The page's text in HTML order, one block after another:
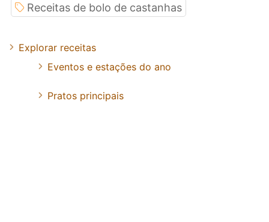
Receitas de bolo de castanhas
Explorar receitas
Eventos e estações do ano
Pratos principais